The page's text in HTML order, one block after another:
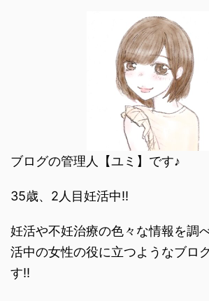
ブログの管理人【ユミ】です♪
35歳、2人目妊活中‼︎
妊活や不妊治療の色々な情報を調
活中の女性の役に立つようなブロ
す‼︎